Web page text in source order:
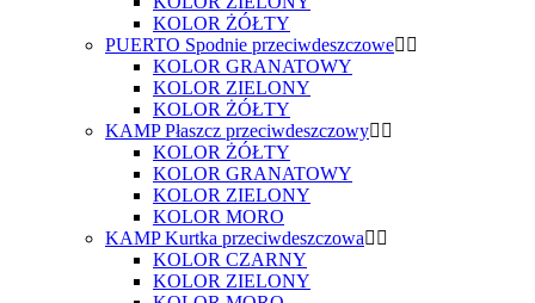
KOLOR ŻÓŁTY
PUERTO Spodnie przeciwdeszczowe
KOLOR GRANATOWY
KOLOR ZIELONY
KOLOR ŻÓŁTY
KAMP Płaszcz przeciwdeszczowy
KOLOR ŻÓŁTY
KOLOR GRANATOWY
KOLOR ZIELONY
KOLOR MORO
KAMP Kurtka przeciwdeszczowa
KOLOR CZARNY
KOLOR ZIELONY